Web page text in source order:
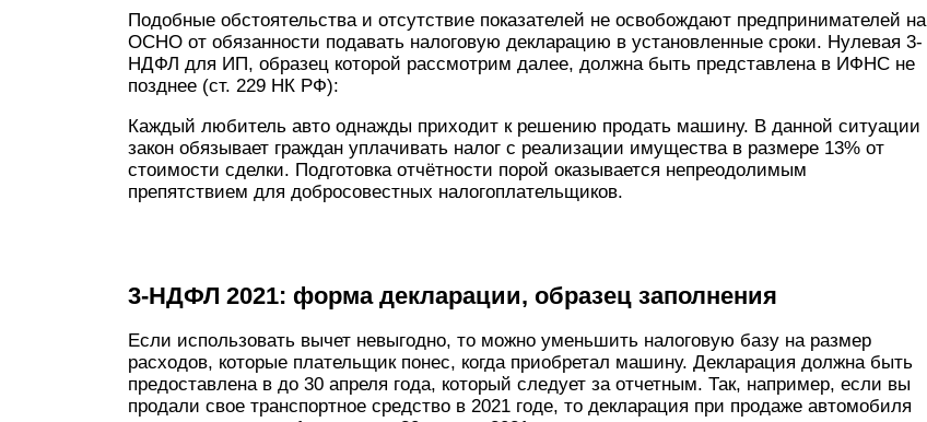
Подобные обстоятельства и отсутствие показателей не освобождают предпринимателей на
ОСНО от обязанности подавать налоговую декларацию в установленные сроки. Нулевая 3-
НДФЛ для ИП, образец которой рассмотрим далее, должна быть представлена в ИФНС не
позднее (ст. 229 НК РФ):
Каждый любитель авто однажды приходит к решению продать машину. В данной ситуации
закон обязывает граждан уплачивать налог с реализации имущества в размере 13% от
стоимости сделки. Подготовка отчётности порой оказывается непреодолимым
препятствием для добросовестных налогоплательщиков.
3-НДФЛ 2021: форма декларации, образец заполнения
Если использовать вычет невыгодно, то можно уменьшить налоговую базу на размер
расходов, которые плательщик понес, когда приобретал машину. Декларация должна быть
предоставлена в до 30 апреля года, который следует за отчетным. Так, например, если вы
продали свое транспортное средство в 2021 годe, то декларация при продаже автомобиля